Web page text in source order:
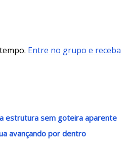
Entre no grupo e receba
estrutura sem goteira aparente
avançando por dentro